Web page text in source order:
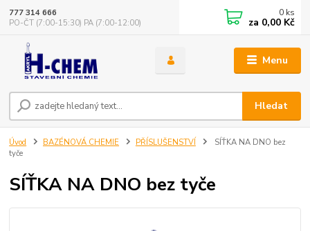
Menu
Hledat
777 314 666
PO-ČT (7:00-15:30) PA (7:00-12:00)
0 ks
za 0,00 Kč
Úvod BAZÉNOVÁ CHEMIE PŘÍSLUŠENSTVÍ
SÍŤKA NA DNO bez
tyče
SÍŤKA NA DNO bez tyče